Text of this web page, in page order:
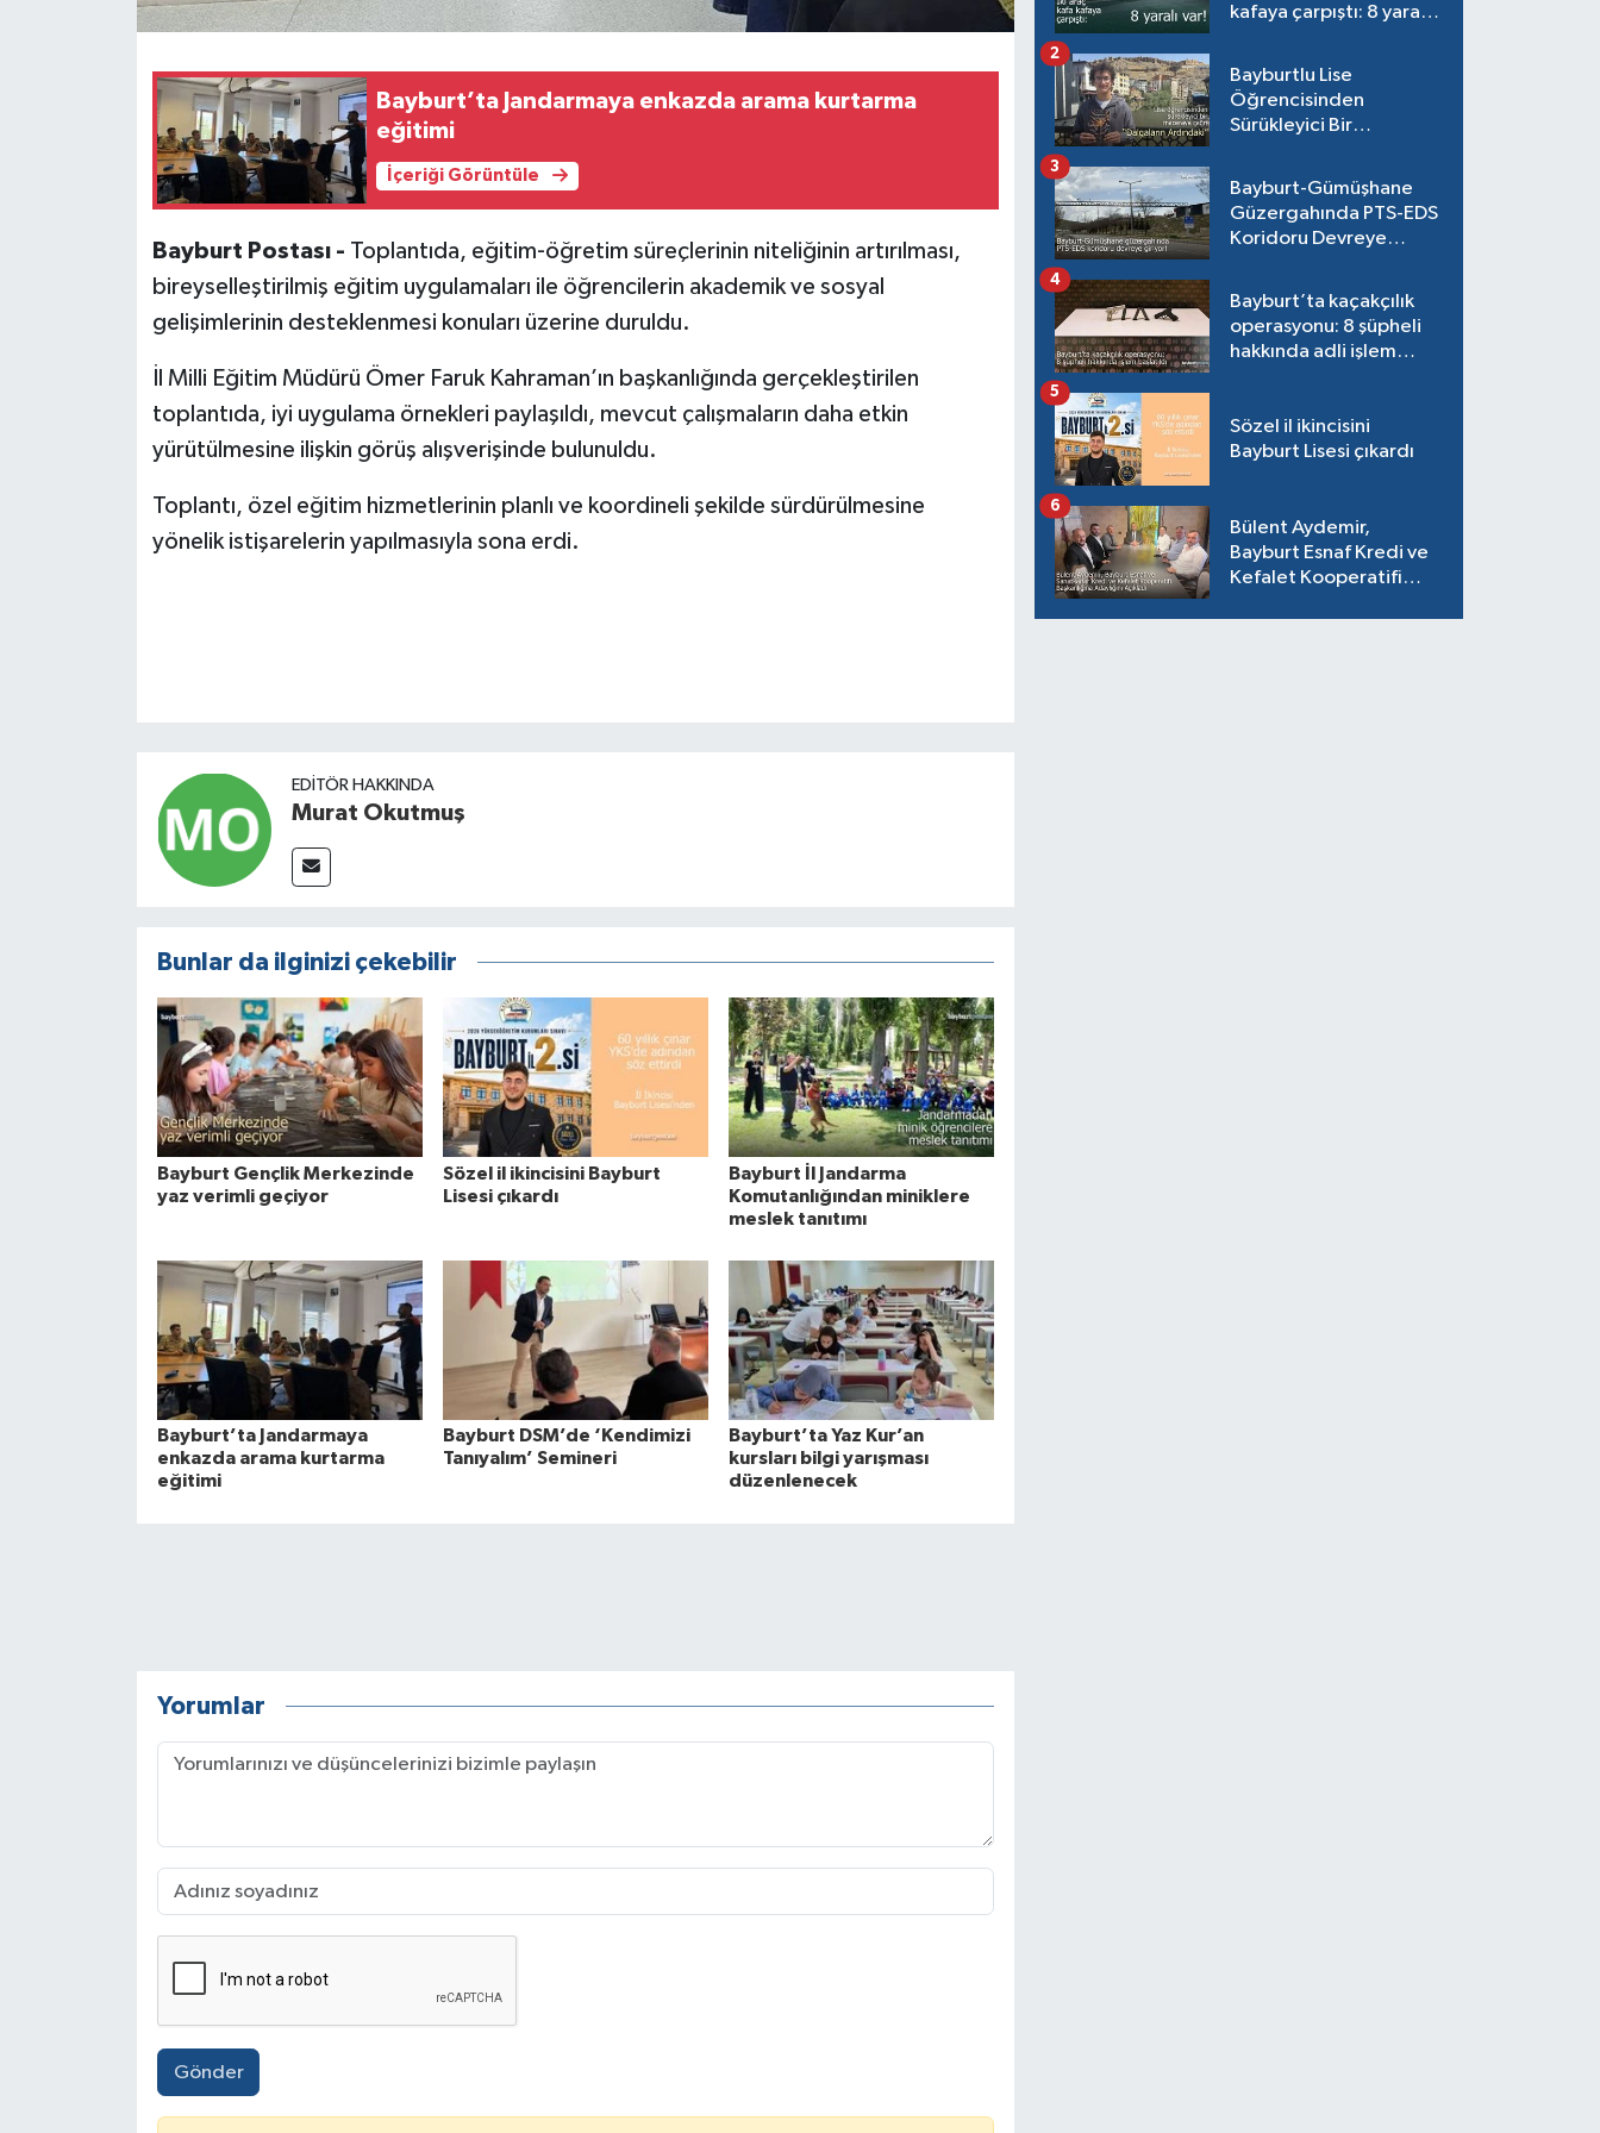
Bayburt’ta Jandarmaya enkazda arama kurtarma
eğitimi
İçeriği Görüntüle
Bayburt Postası - Toplantıda, eğitim-öğretim süreçlerinin niteliğinin artırılması,
bireyselleştirilmiş eğitim uygulamaları ile öğrencilerin akademik ve sosyal
gelişimlerinin desteklenmesi konuları üzerine duruldu.
İl Milli Eğitim Müdürü Ömer Faruk Kahraman’ın başkanlığında gerçekleştirilen
toplantıda, iyi uygulama örnekleri paylaşıldı, mevcut çalışmaların daha etkin
yürütülmesine ilişkin görüş alışverişinde bulunuldu.
Toplantı, özel eğitim hizmetlerinin planlı ve koordineli şekilde sürdürülmesine
yönelik istişarelerin yapılmasıyla sona erdi.
EDITÖR HAKKINDA
Murat Okutmuş
Bunlar da ilginizi çekebilir
Bayburt Gençlik Merkezinde
yaz verimli geçiyor
Sözel il ikincisini Bayburt
Lisesi çıkardı
Bayburt İl Jandarma
Komutanlığından miniklere
meslek tanıtımı
Bayburt’ta Jandarmaya
enkazda arama kurtarma
eğitimi
Bayburt DSM’de ‘Kendimizi
Tanıyalım’ Semineri
Bayburt’ta Yaz Kur’an
kursları bilgi yarışması
düzenlenecek
Yorumlar
Gönder
kafaya çarpıştı: 8 yaralı
Bayburtlu Lise
Öğrencisinden
Sürükleyici Bir
2
Bayburt-Gümüşhane
Güzergahında PTS-EDS
Koridoru Devreye
3
Bayburt’ta kaçakçılık
operasyonu: 8 şüpheli
hakkında adli işlem
4
Sözel il ikincisini
Bayburt Lisesi çıkardı
5
Bülent Aydemir,
Bayburt Esnaf Kredi ve
Kefalet Kooperatifi
6